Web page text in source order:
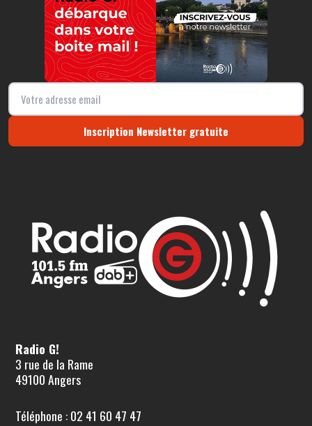
Inscription Newsletter gratuite
Radio G!
3 rue de la Rame
49100 Angers
Téléphone : 02 41 60 47 47